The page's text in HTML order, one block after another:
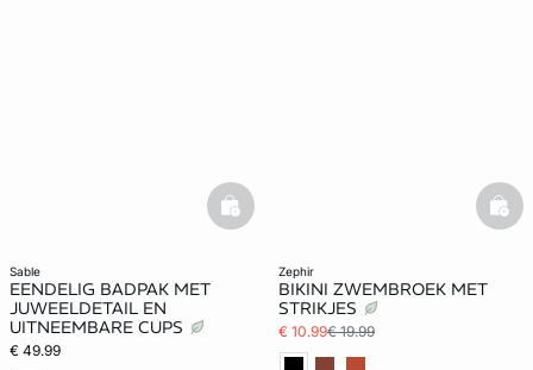
sable
EENDELIG BADPAK MET
JUWEELDETAIL EN
UITNEEMBARE CUPS
€ 49.99
basketfull
zephir
BIKINI ZWEMBROEK MET
STRIKJES
€ 10.99€ 19.99